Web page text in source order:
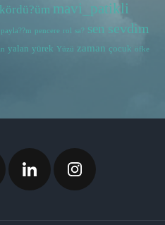
kördü?üm mavi_patikli
payla??m pencere rol sa? sen sevdim
yalan yürek Yüzü zaman çocuk öfke